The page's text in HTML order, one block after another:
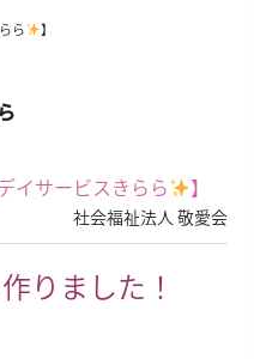
ら 】
デイサービスきらら 】
社会福祉法人 敬愛会
りました！